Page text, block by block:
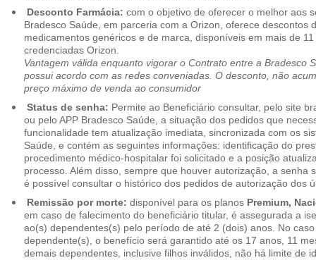
Desconto Farmácia: com o objetivo de oferecer o melhor aos
Bradesco Saúde, em parceria com a Orizon, oferece descontos
medicamentos genéricos e de marca, disponíveis em mais de
credenciadas Orizon.
Vantagem válida enquanto vigorar o Contrato entre a Bradesco
possui acordo com as redes conveniadas. O desconto, não
preço máximo de venda ao consumidor
Status de senha: Permite ao Beneficiário consultar, pelo site
ou pelo APP Bradesco Saúde, a situação dos pedidos que
funcionalidade tem atualização imediata, sincronizada com os
Saúde, e contém as seguintes informações: identificação do
procedimento médico-hospitalar foi solicitado e a posição
processo. Além disso, sempre que houver autorização, a senha
é possível consultar o histórico dos pedidos de autorização dos
Remissão por morte: disponível para os planos Premium,
em caso de falecimento do beneficiário titular, é assegurada a
ao(s) dependentes(s) pelo período de até 2 (dois) anos. No
dependente(s), o benefício será garantido até os 17 anos, 11
demais dependentes, inclusive filhos inválidos, não há limite de